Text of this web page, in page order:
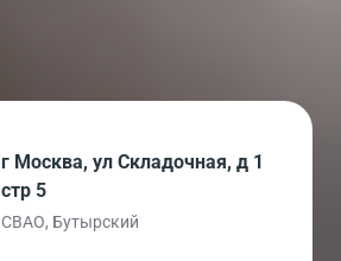
г Москва, ул Складочная, д 1
стр 5
СВАО, Бутырский